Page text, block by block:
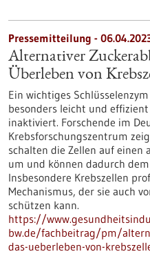
Pressemitteilung -
Alternativer
Überleben von
Ein wichtiges
besonders leicht und
inaktiviert. Forschende im
Krebsforschungszentrum
schalten die Zellen auf einen
um und können dadurch
Insbesondere Krebszellen
Mechanismus, der sie auch
schützen kann.
https://
bw.de/fachbeitrag/pm/
das-ueberleben-von-